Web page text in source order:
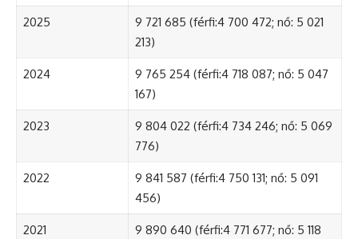
2025
9 721 685 (férfi:4 700 472; nő: 5 021
213)
2024
9 765 254 (férfi:4 718 087; nő: 5 047
167)
2023
9 804 022 (férfi:4 734 246; nő: 5 069
776)
2022
9 841 587 (férfi:4 750 131; nő: 5 091
456)
2021
9 890 640 (férfi:4 771 677; nő: 5 118